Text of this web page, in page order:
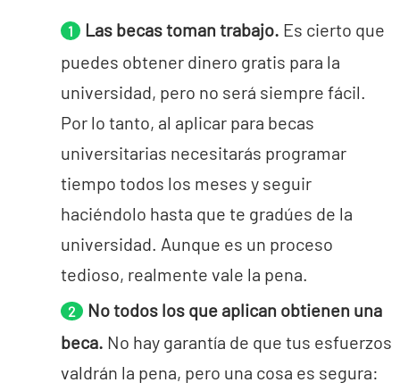
Las becas toman trabajo. Es cierto que
puedes obtener dinero gratis para la
universidad, pero no será siempre fácil.
Por lo tanto, al aplicar para becas
universitarias necesitarás programar
tiempo todos los meses y seguir
haciéndolo hasta que te gradúes de la
universidad. Aunque es un proceso
tedioso, realmente vale la pena.
No todos los que aplican obtienen una
beca. No hay garantía de que tus esfuerzos
valdrán la pena, pero una cosa es segura: